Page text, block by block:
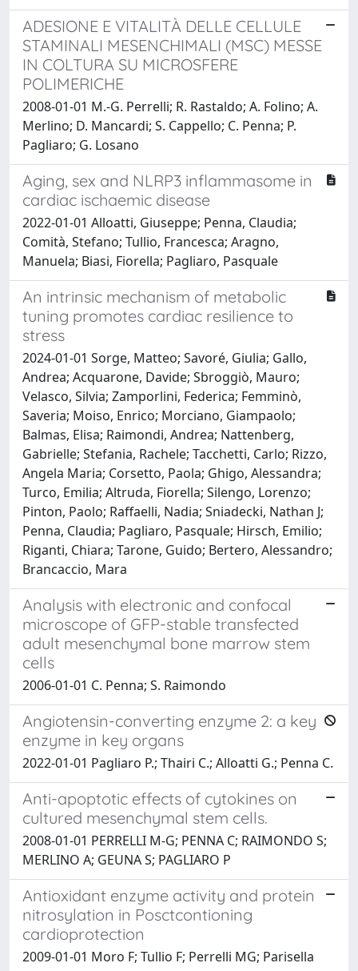
ADESIONE E VITALITÀ DELLE CELLULE
STAMINALI MESENCHIMALI (MSC) MESSE
IN COLTURA SU MICROSFERE
POLIMERICHE
2008-01-01 M.-G. Perrelli; R. Rastaldo; A. Folino; A.
Merlino; D. Mancardi; S. Cappello; C. Penna; P.
Pagliaro; G. Losano
Aging, sex and NLRP3 inflammasome in
cardiac ischaemic disease
2022-01-01 Alloatti, Giuseppe; Penna, Claudia;
Comità, Stefano; Tullio, Francesca; Aragno,
Manuela; Biasi, Fiorella; Pagliaro, Pasquale
An intrinsic mechanism of metabolic
tuning promotes cardiac resilience to
stress
2024-01-01 Sorge, Matteo; Savoré, Giulia; Gallo,
Andrea; Acquarone, Davide; Sbroggiò, Mauro;
Velasco, Silvia; Zamporlini, Federica; Femminò,
Saveria; Moiso, Enrico; Morciano, Giampaolo;
Balmas, Elisa; Raimondi, Andrea; Nattenberg,
Gabrielle; Stefania, Rachele; Tacchetti, Carlo; Rizzo,
Angela Maria; Corsetto, Paola; Ghigo, Alessandra;
Turco, Emilia; Altruda, Fiorella; Silengo, Lorenzo;
Pinton, Paolo; Raffaelli, Nadia; Sniadecki, Nathan J;
Penna, Claudia; Pagliaro, Pasquale; Hirsch, Emilio;
Riganti, Chiara; Tarone, Guido; Bertero, Alessandro;
Brancaccio, Mara
Analysis with electronic and confocal
microscope of GFP-stable transfected
adult mesenchymal bone marrow stem
cells
2006-01-01 C. Penna; S. Raimondo
Angiotensin-converting enzyme 2: a key
enzyme in key organs
2022-01-01 Pagliaro P.; Thairi C.; Alloatti G.; Penna C.
Anti-apoptotic effects of cytokines on
cultured mesenchymal stem cells.
2008-01-01 PERRELLI M-G; PENNA C; RAIMONDO S;
MERLINO A; GEUNA S; PAGLIARO P
Antioxidant enzyme activity and protein
nitrosylation in Posctcontioning
cardioprotection
2009-01-01 Moro F; Tullio F; Perrelli MG; Parisella